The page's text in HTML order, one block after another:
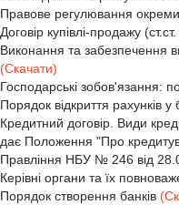
Правове регулювання
Договір купівлі-продажу
Виконання та забезпечення
(Скачати)
Господарські зобов'язання:
Порядок відкриття рахунків у
Кредитний договір. Види
дає Положення "Про
Правління НБУ № 246 від
Керівні органи та їх
Порядок створення банків